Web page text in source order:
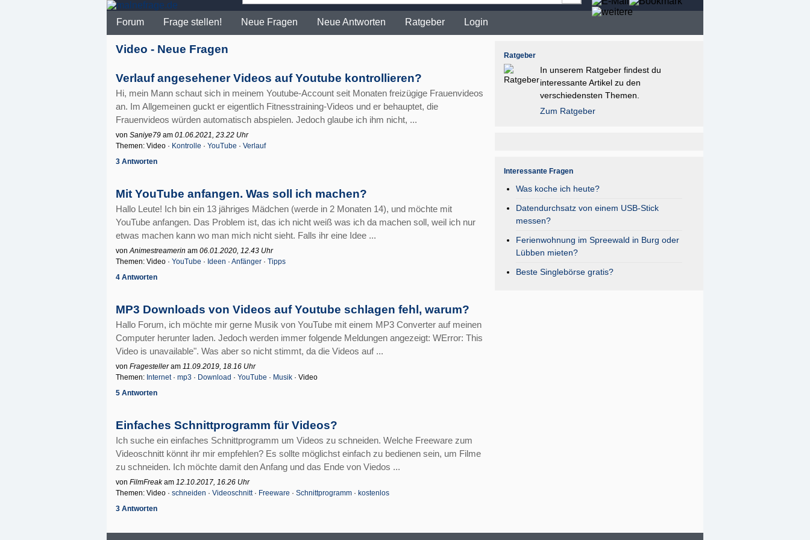
Forum Frage stellen! Neue Fragen Neue Antworten Ratgeber Login
Video - Neue Fragen
Verlauf angesehener Videos auf Youtube kontrollieren?
Hi, mein Mann schaut sich in meinem Youtube-Account seit Monaten freizügige Frauenvideos
an. Im Allgemeinen guckt er eigentlich Fitnesstraining-Videos und er behauptet, die
Frauenvideos würden automatisch abspielen. Jedoch glaube ich ihm nicht, ...
von Saniye79 am 01.06.2021, 23.22 Uhr
Themen: Video · Kontrolle · YouTube · Verlauf
3 Antworten
Mit YouTube anfangen. Was soll ich machen?
Hallo Leute! Ich bin ein 13 jähriges Mädchen (werde in 2 Monaten 14), und möchte mit
YouTube anfangen. Das Problem ist, das ich nicht weiß was ich da machen soll, weil ich nur
etwas machen kann wo man mich nicht sieht. Falls ihr eine Idee ...
vonAnimestreamerin am 06.01.2020, 12.43 Uhr
Themen: Video · YouTube · Ideen · Anfänger · Tipps
4 Antworten
MP3 Downloads von Videos auf Youtube schlagen fehl, warum?
Hallo Forum, ich möchte mir gerne Musik von YouTube mit einem MP3 Converter auf meinen
Computer herunter laden. Jedoch werden immer folgende Meldungen angezeigt: WError: This
Video is unavailable". Was aber so nicht stimmt, da die Videos auf ...
von Fragestelleram 11.09.2019, 18.16 Uhr
Themen: Internet· mp3 · Download · YouTube · Musik · Video
5 Antworten
Einfaches Schnittprogramm für Videos?
Ich suche ein einfaches Schnittprogramm um Videos zu schneiden. Welche Freeware zum
Videoschnitt könnt ihr mir empfehlen? Es sollte möglichst einfach zu bedienen sein, um Filme
zu schneiden. Ich möchte damit den Anfang und das Ende von Viedos ...
von FilmFreakam 12.10.2017, 16.26 Uhr
Themen: Video · schneiden · Videoschnitt· Freeware · Schnittprogramm · kostenlos
3 Antworten
Ratgeber
In unserem Ratgeber findest du
interessante Artikel zu den
verschiedensten Themen.
Zum Ratgeber
Interessante Fragen
Was koche ich heute?
Datendurchsatz von einem USB-Stick
messen?
Ferienwohnung im Spreewald in Burg oder
Lübben mieten?
Beste Singlebörse gratis?